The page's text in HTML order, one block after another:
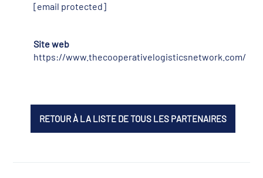
[email protected]
Site web
https://www.thecooperativelogisticsnetwork.com/
RETOUR À LA LISTE DE TOUS LES PARTENAIRES